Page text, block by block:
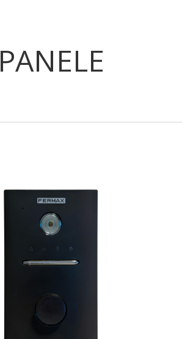
PANELE